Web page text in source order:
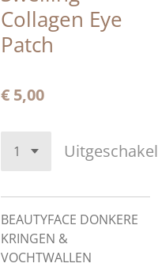
Collagen Eye
Patch
€ 5,00
BEAUTYFACE DONKERE
KRINGEN &
VOCHTWALLEN